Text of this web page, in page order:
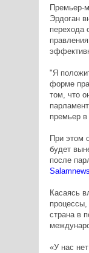
Премьер-
Эрдоган
перехода
"Я
форме
том, что
премьер в
При этом
будет
после
Salamnews
Касаясь
процессы,
страна в
«У нас